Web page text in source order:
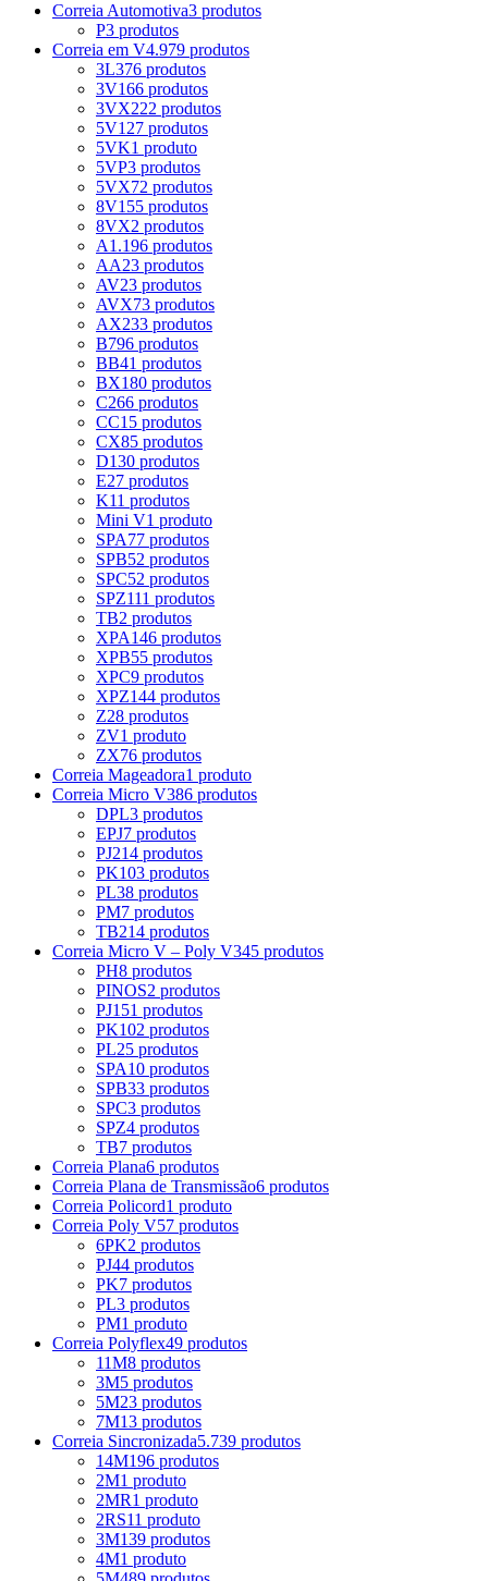
Correia Automotiva3 produtos
P3 produtos
Correia em V4.979 produtos
3L376 produtos
3V166 produtos
3VX222 produtos
5V127 produtos
5VK1 produto
5VP3 produtos
5VX72 produtos
8V155 produtos
8VX2 produtos
A1.196 produtos
AA23 produtos
AV23 produtos
AVX73 produtos
AX233 produtos
B796 produtos
BB41 produtos
BX180 produtos
C266 produtos
CC15 produtos
CX85 produtos
D130 produtos
E27 produtos
K11 produtos
Mini V1 produto
SPA77 produtos
SPB52 produtos
SPC52 produtos
SPZ111 produtos
TB2 produtos
XPA146 produtos
XPB55 produtos
XPC9 produtos
XPZ144 produtos
Z28 produtos
ZV1 produto
ZX76 produtos
Correia Mageadora1 produto
Correia Micro V386 produtos
DPL3 produtos
EPJ7 produtos
PJ214 produtos
PK103 produtos
PL38 produtos
PM7 produtos
TB214 produtos
Correia Micro V – Poly V345 produtos
PH8 produtos
PINOS2 produtos
PJ151 produtos
PK102 produtos
PL25 produtos
SPA10 produtos
SPB33 produtos
SPC3 produtos
SPZ4 produtos
TB7 produtos
Correia Plana6 produtos
Correia Plana de Transmissão6 produtos
Correia Policord1 produto
Correia Poly V57 produtos
6PK2 produtos
PJ44 produtos
PK7 produtos
PL3 produtos
PM1 produto
Correia Polyflex49 produtos
11M8 produtos
3M5 produtos
5M23 produtos
7M13 produtos
Correia Sincronizada5.739 produtos
14M196 produtos
2M1 produto
2MR1 produto
2RS11 produto
3M139 produtos
4M1 produto